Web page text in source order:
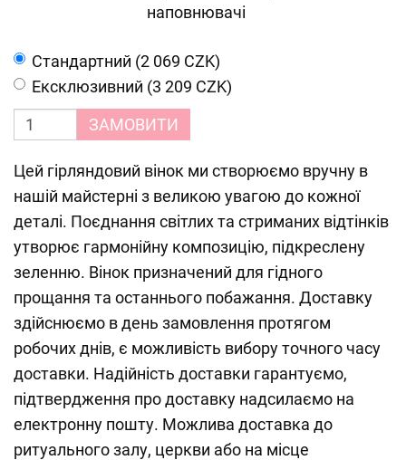
наповнювачі
Cтандартний (2 069 CZK)
Ексклюзивний (3 209 CZK)
ЗАМОВИТИ
Цей гірляндовий вінок ми створюємо вручну в
нашій майстерні з великою увагою до кожної
деталі. Поєднання світлих та стриманих відтінків
утворює гармонійну композицію, підкреслену
зеленню. Вінок призначений для гідного
прощання та останнього побажання. Доставку
здійснюємо в день замовлення протягом
робочих днів, є можливість вибору точного часу
доставки. Надійність доставки гарантуємо,
підтвердження про доставку надсилаємо на
електронну пошту. Можлива доставка до
ритуального залу, церкви або на місце